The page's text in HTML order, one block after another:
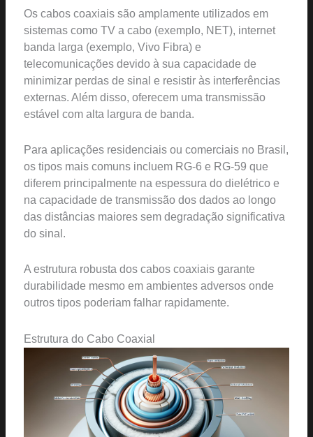
Os cabos coaxiais são amplamente utilizados em
sistemas como TV a cabo (exemplo, NET), internet
banda larga (exemplo, Vivo Fibra) e
telecomunicações devido à sua capacidade de
minimizar perdas de sinal e resistir às interferências
externas. Além disso, oferecem uma transmissão
estável com alta largura de banda.
Para aplicações residenciais ou comerciais no Brasil,
os tipos mais comuns incluem RG-6 e RG-59 que
diferem principalmente na espessura do dielétrico e
na capacidade de transmissão dos dados ao longo
das distâncias maiores sem degradação significativa
do sinal.
A estrutura robusta dos cabos coaxiais garante
durabilidade mesmo em ambientes adversos onde
outros tipos poderiam falhar rapidamente.
Estrutura do Cabo Coaxial